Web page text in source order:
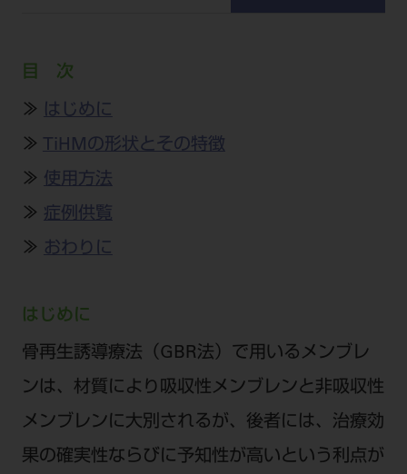
目 次
≫
はじめに
≫
TiHMの形状とその特徴
≫ 使用方法
≫ 症例供覧
≫ おわりに
はじめに
骨再生誘導療法（GBR法）で用いるメンブレ
ンは、材質により吸収性メンブレンと非吸収性
メンブレンに大別されるが、後者には、治療効
果の確実性ならびに予知性が高いという利点が
中古医療機器
添付文書の電子化
オンラインカタログ InternetDO
モリタ友の会無料会員登録
お客様の声への取り組み
商品感動体験
BLOG
Q&A
動画セミナー アーカイブ
物件エリア調査
衛生士会員
無料会員のご案内
会員登録
ログイン
高齢者歯科・訪問診療 製品情報
はじめての方へ
ビデオライブラリー
DMR（ディーエムアール）
特集
メールマガジンスマイル＋
製品に関する重要なお知らせ
ニュース
支店営業所
SNS
公式SNS一覧
ビバリーくんLINEスタンプ
ショールーム
Dental Plaza Tokyo
MDSCについて
Digital Seminar
見学予約